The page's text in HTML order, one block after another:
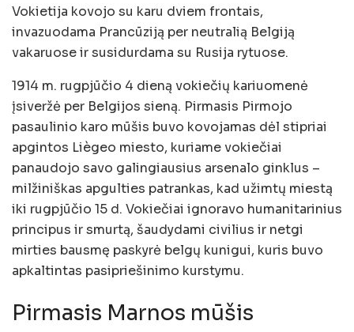
Vokietija kovojo su karu dviem frontais,
invazuodama Prancūziją per neutralią Belgiją
vakaruose ir susidurdama su Rusija rytuose.
1914 m. rugpjūčio 4 dieną vokiečių kariuomenė
įsiveržė per Belgijos sieną. Pirmasis Pirmojo
pasaulinio karo mūšis buvo kovojamas dėl stipriai
apgintos Liègeo miesto, kuriame vokiečiai
panaudojo savo galingiausius arsenalo ginklus –
milžiniškas apgulties patrankas, kad užimtų miestą
iki rugpjūčio 15 d. Vokiečiai ignoravo humanitarinius
principus ir smurtą, šaudydami civilius ir netgi
mirties bausmę paskyrė belgų kunigui, kuris buvo
apkaltintas pasipriešinimo kurstymu.
Pirmasis Marnos mūšis